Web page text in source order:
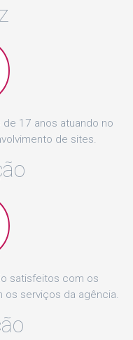
17 anos atuando no
de sites.
satisfeitos com os
os serviços da agência.